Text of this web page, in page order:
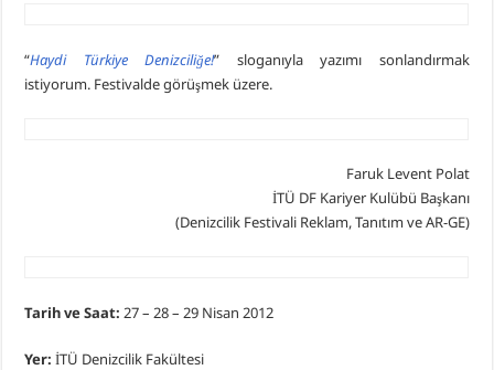
“Haydi Türkiye Denizciliğe!” sloganıyla yazımı sonlandırmak
istiyorum. Festivalde görüşmek üzere.
Faruk Levent Polat
İTÜ DF Kariyer Kulübü Başkanı
(Denizcilik Festivali Reklam, Tanıtım ve AR-GE)
Tarih ve Saat: 27 – 28 – 29 Nisan 2012
Yer: İTÜ Denizcilik Fakültesi